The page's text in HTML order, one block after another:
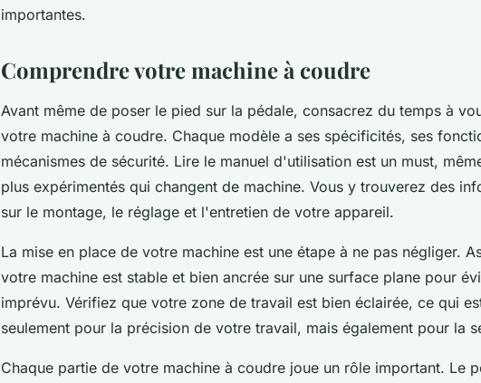
importantes.
Comprendre votre machine à coudre
Avant même de poser le pied sur la pédale, consacrez du temps à
votre machine à coudre. Chaque modèle a ses spécificités, ses
mécanismes de sécurité. Lire le manuel d'utilisation est un must,
plus expérimentés qui changent de machine. Vous y trouverez des
sur le montage, le réglage et l'entretien de votre appareil.
La mise en place de votre machine est une étape à ne pas négliger.
votre machine est stable et bien ancrée sur une surface plane pour
imprévu. Vérifiez que votre zone de travail est bien éclairée, ce qui
seulement pour la précision de votre travail, mais également pour la
Chaque partie de votre machine à coudre joue un rôle important. Le